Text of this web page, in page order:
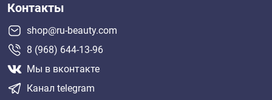
Контакты
shop@ru-beauty.com
8 (968) 644-13-96
Мы в вконтакте
Канал telegram